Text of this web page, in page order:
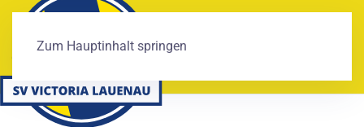
Zum Hauptinhalt springen